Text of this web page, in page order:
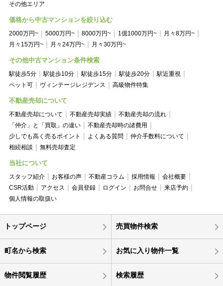
その他エリア
価格から中古マンションを絞り込む
2000万円~ 5000万円~ 8000万円~ 1億1000万円~
月々8万円~
月々15万円~
月々24万円~ 月々30万円~
その他中古マンション条件検索
駅徒歩5分 駅徒歩10分 駅徒歩15分 駅徒歩20分
駅近重視
ペット可
ヴィンテージレジデンス 高級物件特集
不動産売却について
不動産売却について 不動産売却実績
不動産売却の流れ
「仲介」と「買取」の違い
不動産売却時の諸費用
少しでも高く売るポイント
よくある質問
仲介手数料について
相続相談
無料売却査定
当社について
スタッフ紹介 お客様の声 不動産コラム 採用情報
会社概要
CSR活動
アクセス 会員登録 ログイン お問合せ
来店予約
個人情報の取扱い
トップページ 売買物件検索
町名から検索 お気に入り物件一覧
物件閲覧履歴 検索履歴